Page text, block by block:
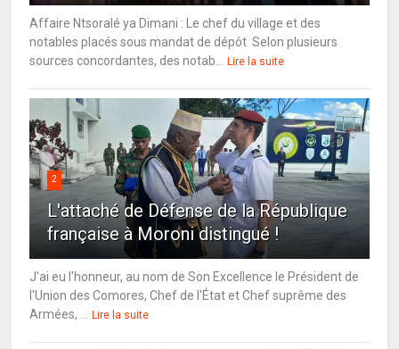
Affaire Ntsoralé ya Dimani : Le chef du village et des
notables placés sous mandat de dépôt Selon plusieurs
sources concordantes, des notab... Lire la suite
2
L'attaché de Défense de la République
française à Moroni distingué !
J'ai eu l'honneur, au nom de Son Excellence le Président de
l'Union des Comores, Chef de l'État et Chef suprême des
Armées, ... Lire la suite